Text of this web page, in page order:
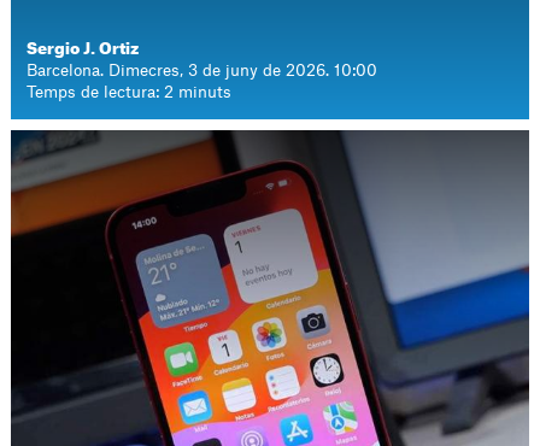
Sergio J. Ortiz
Barcelona. Dimecres, 3 de juny de 2026. 10:00
Temps de lectura: 2 minuts